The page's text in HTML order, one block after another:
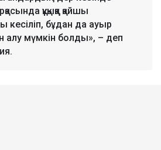
құқыққа қайшы
кесіліп, бұдан да ауыр
мүмкін болды», – деп